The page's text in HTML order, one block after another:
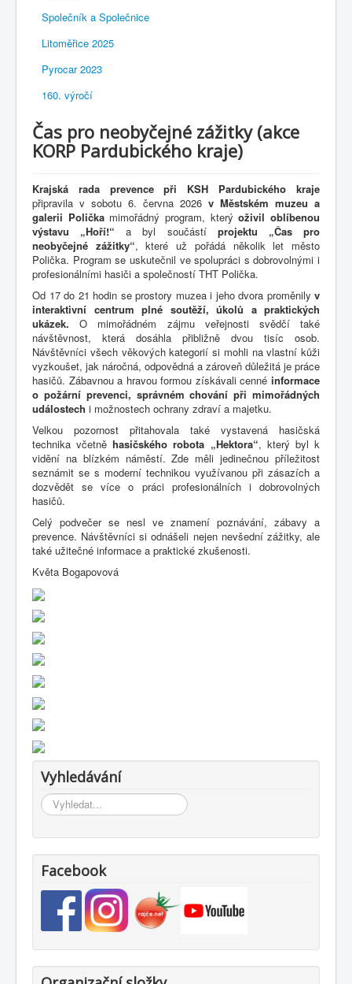
Společník a Společnice
Litoměřice 2025
Pyrocar 2023
160. výročí
Čas pro neobyčejné zážitky (akce
KORP Pardubického kraje)
Krajská rada prevence při KSH Pardubického kraje
připravila v sobotu 6. června 2026 v Městském muzeu a
galerii Poličkamimořádný program, kterýoživil oblíbenou
výstavu „Hoří!“ a byl součástí projektu „Čas pro
neobyčejné zážitky“, které už pořádá několik let město
Polička. Program se uskutečnil ve spolupráci s dobrovolnými i
profesionálními hasiči a společností THT Polička.
Od 17 do 21 hodin se prostory muzea i jeho dvora proměnily v
interaktivní centrum plné soutěží, úkolů a praktických
ukázek. O mimořádném zájmu veřejnosti svědčí také
návštěvnost, která dosáhla přibližně dvou tisíc osob.
Návštěvníci všech věkových kategorií si mohli na vlastní kůži
vyzkoušet, jak náročná, odpovědná a zároveň důležitá je práce
hasičů. Zábavnou a hravou formou získávali cenné informace
o požární prevenci, správném chování při mimořádných
událostech i možnostech ochrany zdraví a majetku.
Velkou pozornost přitahovala také vystavená hasičská
technika včetněhasičského robota „Hektora“, který byl k
vidění na blízkém náměstí. Zde měli jedinečnou příležitost
seznámit se s moderní technikou využívanou při zásazích a
dozvědět se více o práci profesionálních i dobrovolných
hasičů.
Celý podvečer se nesl ve znamení poznávání, zábavy a
prevence. Návštěvníci si odnášeli nejen nevšední zážitky, ale
také užitečné informace a praktické zkušenosti.
Květa Bogapovová
Vyhledávání
Vyhledávání...
Facebook